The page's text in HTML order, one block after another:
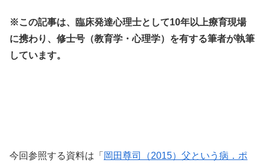
※この記事は、臨床発達心理士として10年以上療育現場
に携わり、修士号（教育学・心理学）を有する筆者が執筆
しています。
今回参照する資料は「 岡田尊司（2015）父という病．ポ